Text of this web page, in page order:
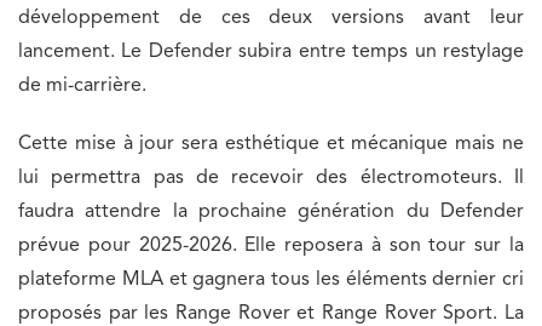
développement de ces deux versions avant leur
lancement. Le Defender subira entre temps un restylage
de mi-carrière.
Cette mise à jour sera esthétique et mécanique mais ne
lui permettra pas de recevoir des électromoteurs. Il
faudra attendre la prochaine génération du Defender
prévue pour 2025-2026. Elle reposera à son tour sur la
plateforme MLA et gagnera tous les éléments dernier cri
proposés par les Range Rover et Range Rover Sport. La